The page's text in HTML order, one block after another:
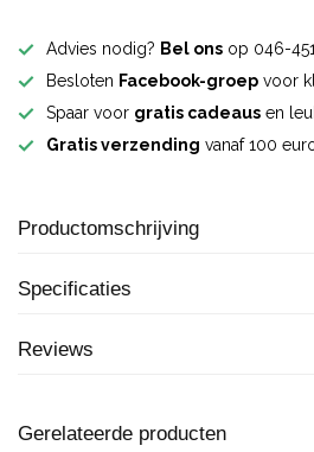
Advies nodig? Bel ons op 046-
Besloten Facebook-groep voor
Spaar voor gratis cadeaus en
Gratis verzending vanaf 100
Productomschrijving
Specificaties
Reviews
Gerelateerde producten